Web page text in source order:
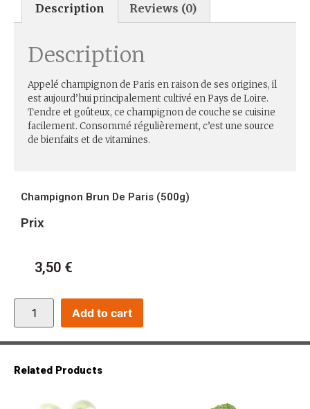
Description Reviews (0)
Description
Appelé champignon de Paris en raison de ses origines, il
est aujourd’hui principalement cultivé en Pays de Loire.
Tendre et goûteux, ce champignon de couche se cuisine
facilement. Consommé régulièrement, c’est une source
de bienfaits et de vitamines.
Champignon Brun De Paris (500g)
Prix
3,50 €
Add to cart
Related Products